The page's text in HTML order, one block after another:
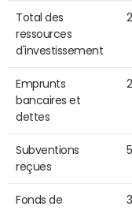
Total des
ressources
d'investissement
Emprunts
bancaires et
dettes
Subventions
reçues
Fonds de